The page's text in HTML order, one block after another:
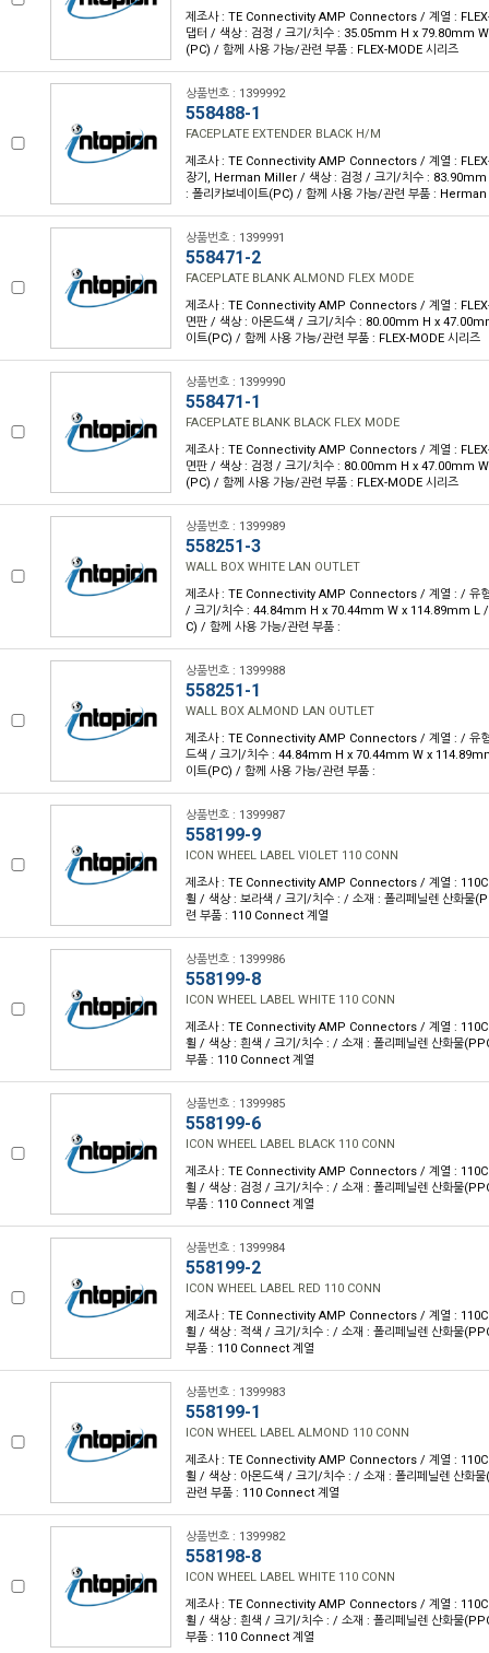
제조사 : TE Connectivity AMP Connectors / 계열 :
댑터 / 색상 : 검정 / 크기/치수 : 35.05mm H x 79.80mm W
(PC) / 함께 사용 가능/관련 부품 : FLEX-MODE 시리즈
상품번호 : 1399992
558488-1
FACEPLATE EXTENDER BLACK H/M
제조사 : TE Connectivity AMP Connectors / 계열 :
장기, Herman Miller / 색상 : 검정 / 크기/치수 :
: 폴리카보네이트(PC) / 함께 사용 가능/관련 부품 :
상품번호 : 1399991
558471-2
FACEPLATE BLANK ALMOND FLEX MODE
제조사 : TE Connectivity AMP Connectors / 계열 :
면판 / 색상 : 아몬드색 / 크기/치수 : 80.00mm H x
이트(PC) / 함께 사용 가능/관련 부품 : FLEX-MODE 시리즈
상품번호 : 1399990
558471-1
FACEPLATE BLANK BLACK FLEX MODE
제조사 : TE Connectivity AMP Connectors / 계열 :
면판 / 색상 : 검정 / 크기/치수 : 80.00mm H x 47.00mm W
(PC) / 함께 사용 가능/관련 부품 : FLEX-MODE 시리즈
상품번호 : 1399989
558251-3
WALL BOX WHITE LAN OUTLET
제조사 : TE Connectivity AMP Connectors / 계열 : / 유
/ 크기/치수 : 44.84mm H x 70.44mm W x 114.89mm L /
C) / 함께 사용 가능/관련 부품 :
상품번호 : 1399988
558251-1
WALL BOX ALMOND LAN OUTLET
제조사 : TE Connectivity AMP Connectors / 계열 : / 유
드색 / 크기/치수 : 44.84mm H x 70.44mm W x
이트(PC) / 함께 사용 가능/관련 부품 :
상품번호 : 1399987
558199-9
ICON WHEEL LABEL VIOLET 110 CONN
제조사 : TE Connectivity AMP Connectors / 계열 :
휠 / 색상 : 보라색 / 크기/치수 : / 소재 : 폴리페닐렌 산화물
련 부품 : 110 Connect 계열
상품번호 : 1399986
558199-8
ICON WHEEL LABEL WHITE 110 CONN
제조사 : TE Connectivity AMP Connectors / 계열 :
휠 / 색상 : 흰색 / 크기/치수 : / 소재 : 폴리페닐렌 산화물
부품 : 110 Connect 계열
상품번호 : 1399985
558199-6
ICON WHEEL LABEL BLACK 110 CONN
제조사 : TE Connectivity AMP Connectors / 계열 :
휠 / 색상 : 검정 / 크기/치수 : / 소재 : 폴리페닐렌 산화물
부품 : 110 Connect 계열
상품번호 : 1399984
558199-2
ICON WHEEL LABEL RED 110 CONN
제조사 : TE Connectivity AMP Connectors / 계열 :
휠 / 색상 : 적색 / 크기/치수 : / 소재 : 폴리페닐렌 산화물
부품 : 110 Connect 계열
상품번호 : 1399983
558199-1
ICON WHEEL LABEL ALMOND 110 CONN
제조사 : TE Connectivity AMP Connectors / 계열 :
휠 / 색상 : 아몬드색 / 크기/치수 : / 소재 : 폴리페닐렌 산화
관련 부품 : 110 Connect 계열
상품번호 : 1399982
558198-8
ICON WHEEL LABEL WHITE 110 CONN
제조사 : TE Connectivity AMP Connectors / 계열 :
휠 / 색상 : 흰색 / 크기/치수 : / 소재 : 폴리페닐렌 산화물
부품 : 110 Connect 계열